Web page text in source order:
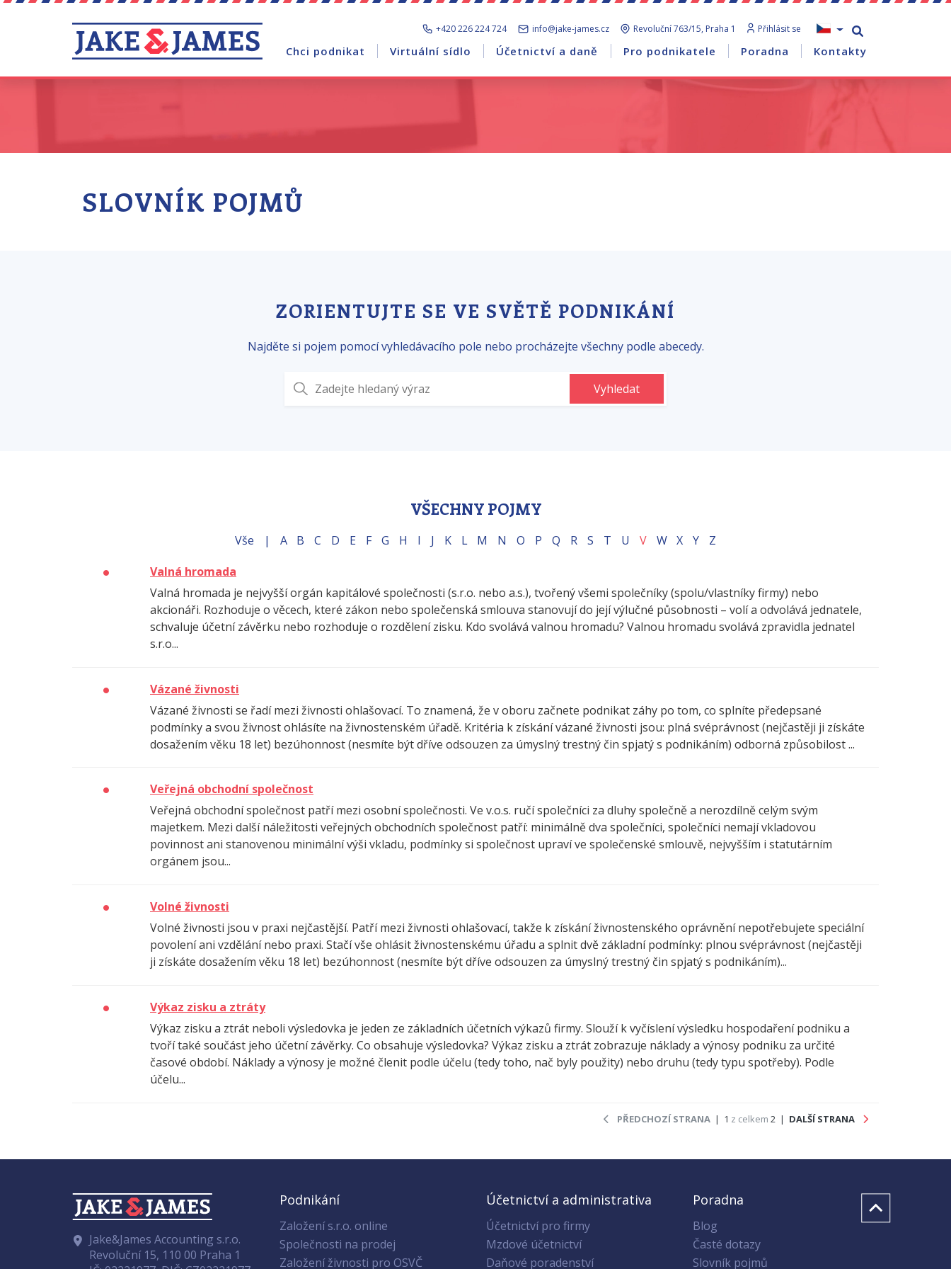
+420 226 224 724 info@jake-james.cz Revoluční 763/15, Praha 1 Přihlásit se
Chci podnikat Virtuální sídlo Účetnictví a daně Pro podnikatele Poradna Kontakty
SLOVNÍK POJMŮ
ZORIENTUJTE SE VE SVĚTĚ PODNIKÁNÍ
Najděte si pojem pomocí vyhledávacího pole nebo procházejte všechny podle abecedy.
VŠECHNY POJMY
Vše | A B C D E F G H I J K L M N O P Q R S T U V W X Y
Z
Valná hromada
Valná hromada je nejvyšší orgán kapitálové společnosti (s.r.o. nebo a.s.), tvořený všemi společníky (spolu/vlastníky firmy) nebo
akcionáři. Rozhoduje o věcech, které zákon nebo společenská smlouva stanovují do její výlučné působnosti – volí a odvolává jednatele,
schvaluje účetní závěrku nebo rozhoduje o rozdělení zisku. Kdo svolává valnou hromadu? Valnou hromadu svolává zpravidla jednatel
s.r.o...
Vázané živnosti
Vázané živnosti se řadí mezi živnosti ohlašovací. To znamená, že v oboru začnete podnikat záhy po tom, co splníte předepsané
podmínky a svou živnost ohlásíte na živnostenském úřadě. Kritéria k získání vázané živnosti jsou: plná svéprávnost (nejčastěji ji získáte
dosažením věku 18 let) bezúhonnost (nesmíte být dříve odsouzen za úmyslný trestný čin spjatý s podnikáním) odborná způsobilost ...
Veřejná obchodní společnost
Veřejná obchodní společnost patří mezi osobní společnosti. Ve v.o.s. ručí společníci za dluhy společně a nerozdílně celým svým
majetkem. Mezi další náležitosti veřejných obchodních společnost patří: minimálně dva společníci, společníci nemají vkladovou
povinnost ani stanovenou minimální výši vkladu, podmínky si společnost upraví ve společenské smlouvě, nejvyšším i statutárním
orgánem jsou...
Volné živnosti
Volné živnosti jsou v praxi nejčastější. Patří mezi živnosti ohlašovací, takže k získání živnostenského oprávnění nepotřebujete speciální
povolení ani vzdělání nebo praxi. Stačí vše ohlásit živnostenskému úřadu a splnit dvě základní podmínky: plnou svéprávnost (nejčastěji
ji získáte dosažením věku 18 let) bezúhonnost (nesmíte být dříve odsouzen za úmyslný trestný čin spjatý s podnikáním)...
Výkaz zisku a ztráty
Výkaz zisku a ztrát neboli výsledovka je jeden ze základních účetních výkazů firmy. Slouží k vyčíslení výsledku hospodaření podniku a
tvoří také součást jeho účetní závěrky. Co obsahuje výsledovka? Výkaz zisku a ztrát zobrazuje náklady a výnosy podniku za určité
časové období. Náklady a výnosy je možné členit podle účelu (tedy toho, nač byly použity) nebo druhu (tedy typu spotřeby). Podle
účelu...
PŘEDCHOZÍ STRANA | 1 z celkem 2 | DALŠÍSTRANA
Jake&James Accounting s.r.o.
Revoluční 15, 110 00 Praha 1
Podnikání
Založení s.r.o. online
Společnosti na prodej
Založení živnosti pro OSVČ
Účetnictví a administrativa
Účetnictví pro firmy
Mzdové účetnictví
Daňové poradenství
Poradna
Blog
Časté dotazy
Slovník pojmů